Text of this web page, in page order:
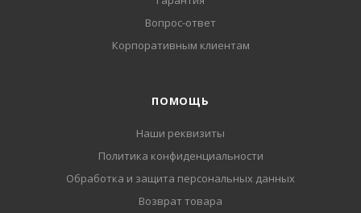
Вопрос-ответ
Корпоративным клиентам
ПОМОЩЬ
Наши реквизиты
Политика конфиденциальности
Обработка и защита персональных данных
Возврат товара